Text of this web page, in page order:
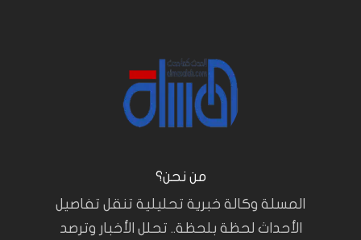
من نحن؟
المسلة وكالة خبرية تحليلية تنقل تفاصيل
الأحداث لحظة بلحظة.. تحلل الأخبار وترصد